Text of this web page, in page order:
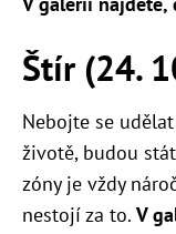
Štír (24.
Nebojte se
životě, budou
zóny je vždy
nestojí za to. V